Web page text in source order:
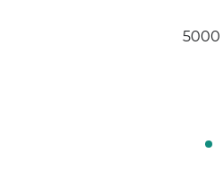
أحد أشهر منصات الأتمتة، ويشتهر بمكتبته الواسعة من التكاملات وسهولة استخدامه. فهو يُمكّن الشركات من ربط أكثر من 5000